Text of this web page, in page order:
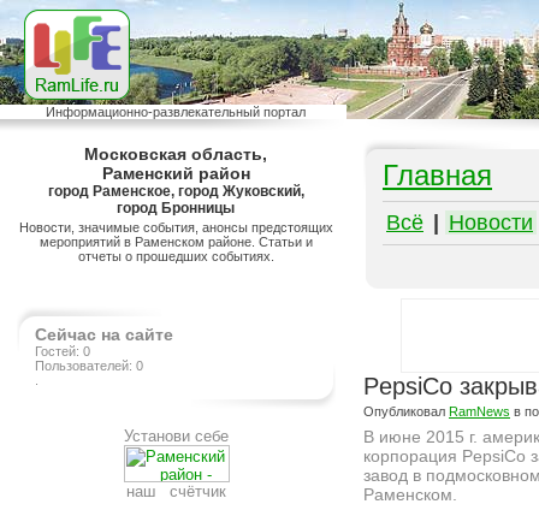
Информационно-развлекательный портал
Московская область,
Раменский район
город Раменское, город Жуковский,
город Бронницы
Новости, значимые события, анонсы предстоящих
мероприятий в Раменском районе. Статьи и
отчеты о прошедших событиях.
Сейчас на сайте
Гостей: 0
Пользователей: 0
Установи себе
наш счётчик
Главная
Всё Новости
PepsiCo
Опубликовал RamNews в
В июне 2015 г.
корпорация PepsiCo
завод в
Раменском.